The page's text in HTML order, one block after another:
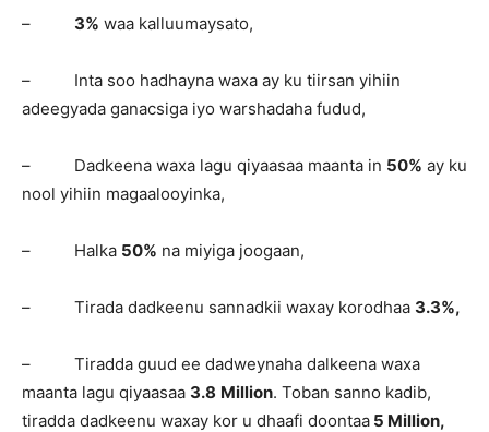
– 3% waa kalluumaysato,
– Inta soo hadhayna waxa ay ku tiirsan yihiin
adeegyada ganacsiga iyo warshadaha fudud,
– Dadkeena waxa lagu qiyaasaa maanta in 50% ay ku
nool yihiin magaalooyinka,
– Halka 50% na miyiga joogaan,
– Tirada dadkeenu sannadkii waxay korodhaa 3.3%,
– Tiradda guud ee dadweynaha dalkeena waxa
maanta lagu qiyaasaa 3.8 Million. Toban sanno kadib,
tiradda dadkeenu waxay kor u dhaafi doontaa 5 Million,